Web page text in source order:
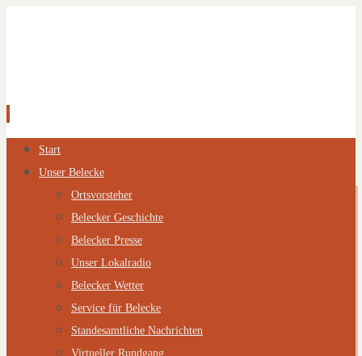
Zum
Inhalt
springen
Start
Unser Belecke
Ortsvorsteher
Belecker Geschichte
Belecker Presse
Unser Lokalradio
Belecker Wetter
Service für Belecke
Standesamtliche Nachrichten
Virtueller Rundgang